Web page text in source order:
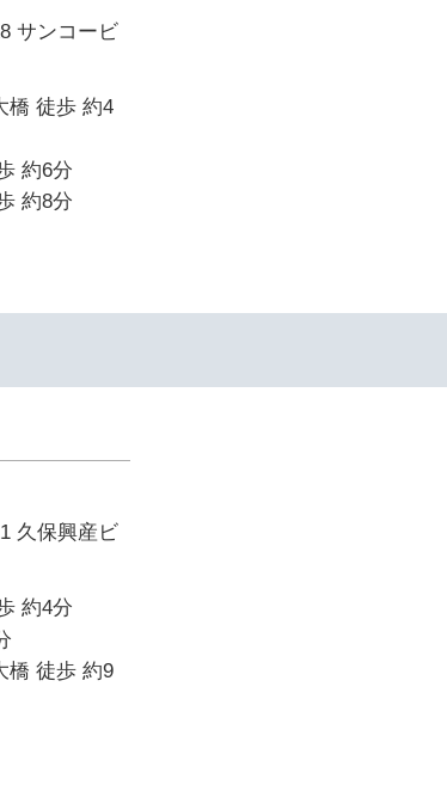
サンコービ
橋 徒歩 約4
約6分
約8分
久保興産ビ
約4分
橋 徒歩 約9